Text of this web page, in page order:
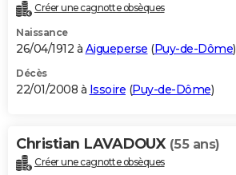
Créer une cagnotte obsèques
Naissance
26/04/1912 à Aigueperse (Puy-de-Dôme)
Décès
22/01/2008 à Issoire (Puy-de-Dôme)
Christian LAVADOUX (55 ans)
Créer une cagnotte obsèques